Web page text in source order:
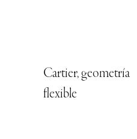
Cartier, geometría
flexible